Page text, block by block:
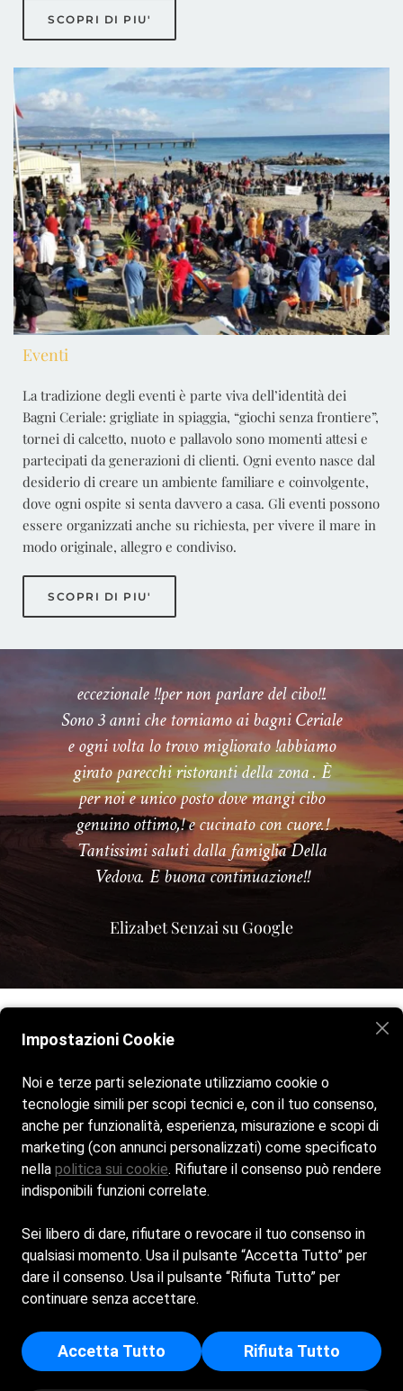
SCOPRI DI PIU'
Eventi
La tradizione degli eventi è parte viva dell’identità dei
Bagni Ceriale: grigliate in spiaggia, “giochi senza frontiere”,
tornei di calcetto, nuoto e pallavolo sono momenti attesi e
partecipati da generazioni di clienti. Ogni evento nasce dal
desiderio di creare un ambiente familiare e coinvolgente,
dove ogni ospite si senta davvero a casa. Gli eventi possono
essere organizzati anche su richiesta, per vivere il mare in
modo originale, allegro e condiviso.
SCOPRI DI PIU'
eccezionale !!per non parlare del cibo!!.
Sono 3 anni che torniamo ai bagni Ceriale
e ogni volta lo trovo migliorato !abbiamo
girato parecchi ristoranti della zona . È
per noi e unico posto dove mangi cibo
genuino ottimo,! e cucinato con cuore.!
Tantissimi saluti dalla famiglia Della
Vedova. E buona continuazione!!
Elizabet Senzai su Google
Home La spiaggia
Spiaggia aperta tutti i giorni dalle 8:00 alle 19:00
Bar & Ristorante aperti dal lunedì al giovedì dalle 8:00 alle
20:00 week end dalle 8:00 alle 00:00
Cookie Policy
Certificazioni
Uni/pdr 125:2022
ALESSIA S.N.C. DI GUIDO CATERINA E CEPOLLINA ALESSIA
- Sede Legale: LUNGOMARE GENERALE ARMANDO DIAZ -
17023 - CERIALE (SV) - Iscritta al registro delle imprese di
Impostazioni Cookie
Noi e terze parti selezionate utilizziamo cookie o
tecnologie simili per scopi tecnici e, con il tuo consenso,
anche per funzionalità, esperienza, misurazione e scopi di
marketing (con annunci personalizzati) come specificato
nella politica sui cookie. Rifiutare il consenso può rendere
indisponibili funzioni correlate.
Sei libero di dare, rifiutare o revocare il tuo consenso in
qualsiasi momento. Usa il pulsante “Accetta Tutto” per
dare il consenso. Usa il pulsante “Rifiuta Tutto” per
continuare senza accettare.
Accetta Tutto Rifiuta Tutto